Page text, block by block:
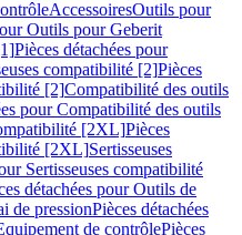
AccessoiresOutils pour
Outils pour Geberit
Pièces détachées pour
compatibilité [2]Pièces
[2]Compatibilité des outils
pour Compatibilité des outils
[2XL]Pièces
[2XL]Sertisseuses
Sertisseuses compatibilité
détachées pour Outils de
de pressionPièces détachées
de contrôlePièces